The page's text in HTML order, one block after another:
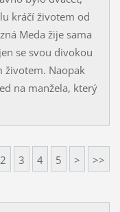
kráčí životem od
Meda žije sama
se svou divokou
životem. Naopak
na manžela, který
2 3 4 5 > >>